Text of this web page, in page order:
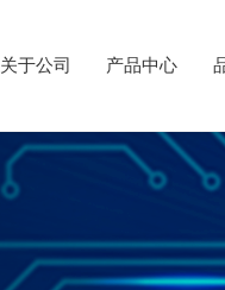
关于公司 产品中心